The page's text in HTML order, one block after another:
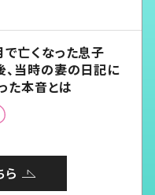
で亡くなった息子
、当時の妻の日記に
た本音とは
ら